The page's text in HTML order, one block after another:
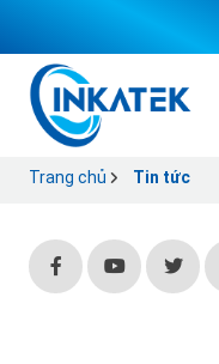
Trang chủ Tin tức